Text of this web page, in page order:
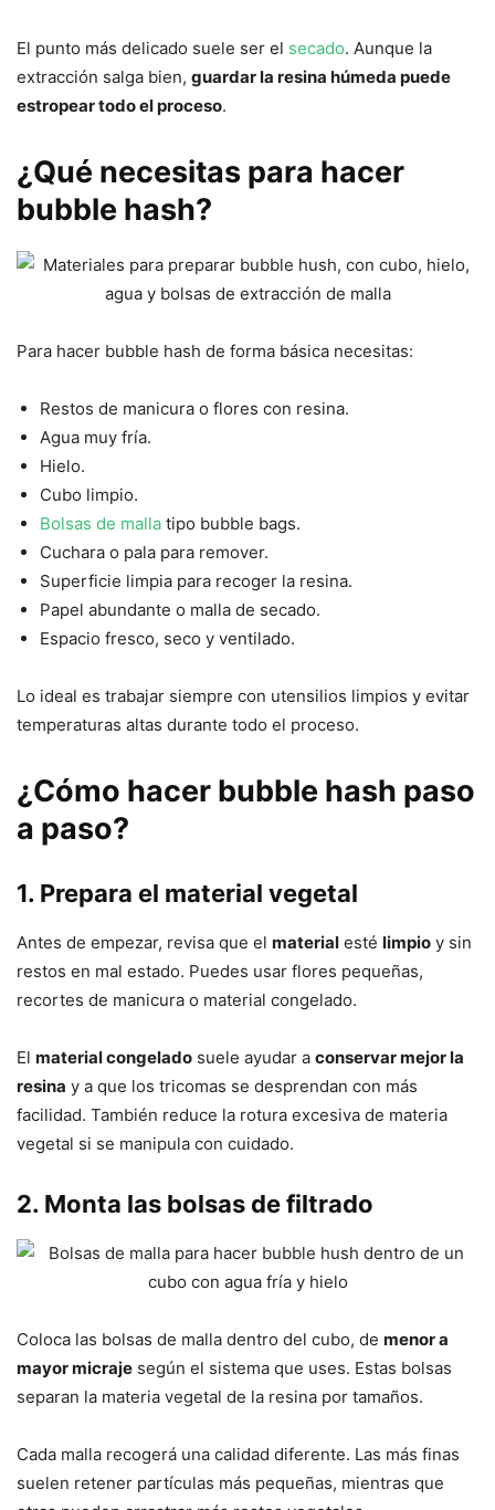
El punto más delicado suele ser el secado. Aunque la
extracción salga bien, guardar la resina húmeda puede
estropear todo el proceso.
¿Qué necesitas para hacer
bubble hash?
Para hacer bubble hash de forma básica necesitas:
Restos de manicura o flores con resina.
Agua muy fría.
Hielo.
Cubo limpio.
Bolsas de malla tipo bubble bags.
Cuchara o pala para remover.
Superficie limpia para recoger la resina.
Papel abundante o malla de secado.
Espacio fresco, seco y ventilado.
Lo ideal es trabajar siempre con utensilios limpios y evitar
temperaturas altas durante todo el proceso.
¿Cómo hacer bubble hash paso
a paso?
1. Prepara el material vegetal
Antes de empezar, revisa que el material esté limpio y sin
restos en mal estado. Puedes usar flores pequeñas,
recortes de manicura o material congelado.
El material congelado suele ayudar a conservar mejor la
resina y a que los tricomas se desprendan con más
facilidad. También reduce la rotura excesiva de materia
vegetal si se manipula con cuidado.
2. Monta las bolsas de filtrado
Coloca las bolsas de malla dentro del cubo, de menor a
mayor micraje según el sistema que uses. Estas bolsas
separan la materia vegetal de la resina por tamaños.
Cada malla recogerá una calidad diferente. Las más finas
suelen retener partículas más pequeñas, mientras que